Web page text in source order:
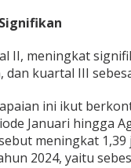
II, meningkat
dan kuartal III
ini ikut
Januari hingga
meningkat
2024, yaitu